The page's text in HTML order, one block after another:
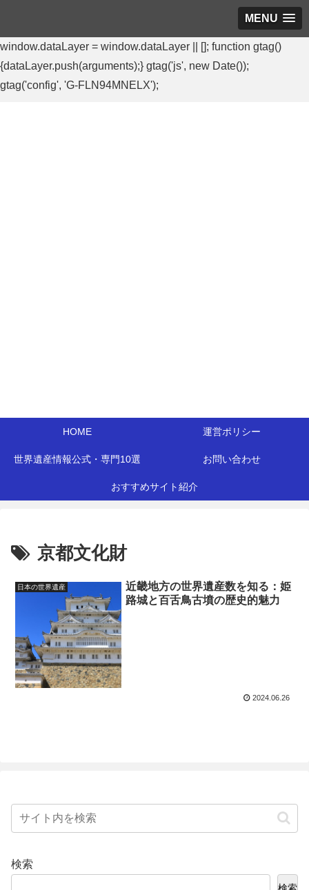
MENU
window.dataLayer = window.dataLayer || []; function gtag()
{dataLayer.push(arguments);} gtag('js', new Date());
gtag('config', 'G-FLN94MNELX');
HOME 運営ポリシー
世界遺産情報公式・専門10選 お問い合わせ
おすすめサイト紹介
京都文化財
日本の世界遺産
近畿地方の世界遺産数を知る：姫
路城と百舌鳥古墳の歴史的魅力
2024.06.26
検索
検索